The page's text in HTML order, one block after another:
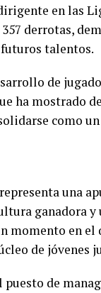
en las
derrotas,
talentos.
de
ha mostrado
como
una
ganadora
momento en
de jóvenes
de